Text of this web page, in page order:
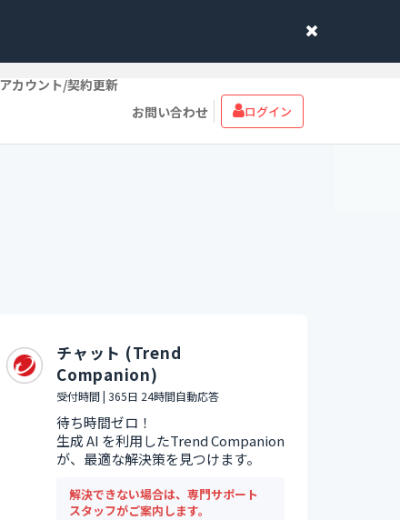
アカウント/契約更新
お問い合わせ
ログイン
チャット (Trend
Companion)
受付時間 | 365日 24時間自動応答
待ち時間ゼロ！
生成 AI を利用したTrend Companion
が、最適な解決策を見つけます。
解決できない場合は、専門サポート
スタッフがご案内します。